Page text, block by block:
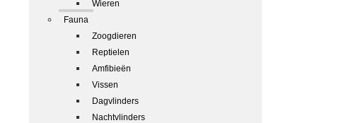
Wieren
Fauna
Zoogdieren
Reptielen
Amfibieën
Vissen
Dagvlinders
Nachtvlinders